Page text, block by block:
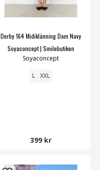
Derby 164 Midiklänning Dam Navy
Soyaconcept | Smilebutiken
Soyaconcept
L XXL
399 kr